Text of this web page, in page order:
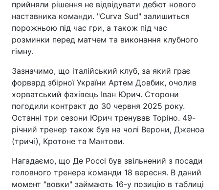
прийняли рішення не відвідувати дебют нового
наставника команди. "Curva Sud" залишиться
порожньою під час гри, а також під час
розминки перед матчем та виконання клубного
гімну.
Зазначимо, що італійський клуб, за який грає
форвард збірної України Артем Довбик, очолив
хорватський фахівець Іван Юрич. Сторони
погодили контракт до 30 червня 2025 року.
Останні три сезони Юрич тренував Торіно. 49-
річний тренер також був на чолі Верони, Дженоа
(тричі), Кротоне та Мантови.
Нагадаємо, що Де Россі був звільнений з посади
головного тренера команди 18 вересня. В даний
момент "вовки" займають 16-у позицію в таблиці